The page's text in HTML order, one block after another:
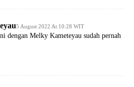
5 August 2022 At 10:28 WIT
dengan Melky Kameteyau sudah pernah